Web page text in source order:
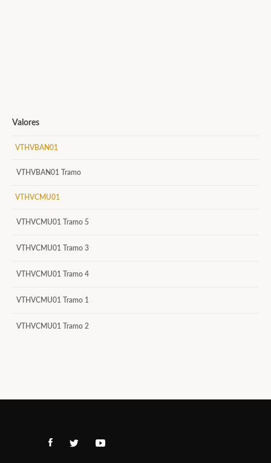
Valores
VTHVBAN01
VTHVBAN01 Tramo
VTHVCMU01
VTHVCMU01 Tramo 5
VTHVCMU01 Tramo 3
VTHVCMU01 Tramo 4
VTHVCMU01 Tramo 1
VTHVCMU01 Tramo 2